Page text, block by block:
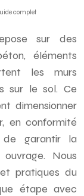
complet
sur des
éléments
les murs
sur le sol. Ce
dimensionner
en conformité
de garantir la
Nous
pratiques du
étape avec